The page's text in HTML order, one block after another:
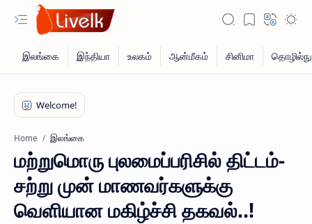
Home இலங்கை
மற்றுமொரு புலமைப்பரிசில் திட்டம்-
சற்று முன் மாணவர்களுக்கு
வெளியான மகிழ்ச்சி தகவல்..!